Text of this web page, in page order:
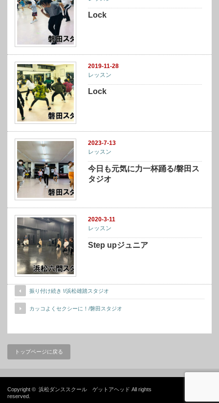
Lock
2019-11-28
レッスン
Lock
2023-7-13
レッスン
今日も元気に力一杯踊る/磐田ス
タジオ
2020-3-11
レッスン
Step upジュニア
振り付け続き !/浜松雄踏スタジオ
カッコよくセクシーに！/磐田スタジオ
トップページに戻る
Copyright © 浜松ダンススクール ゲットアヘッド All rights
reserved.